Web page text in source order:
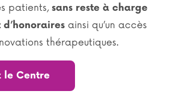
patients, sans reste à charge
ainsi qu’un accès
thérapeutiques.
le Centre